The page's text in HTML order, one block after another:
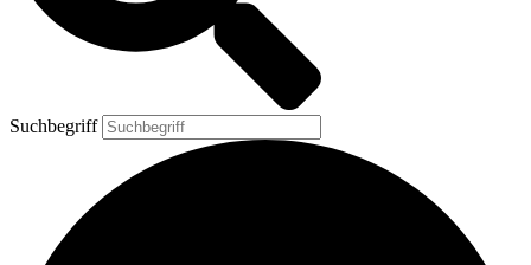
Suchbegriff